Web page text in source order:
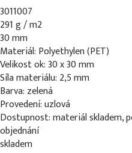
3011007
291 g / m2
30 mm
Materiál: Polyethylen (PET)
Velikost ok: 30 x 30 mm
Síla materiálu: 2,5 mm
Barva: zelená
Provedení: uzlová
Dostupnost: materiál skladem,
objednání
skladem